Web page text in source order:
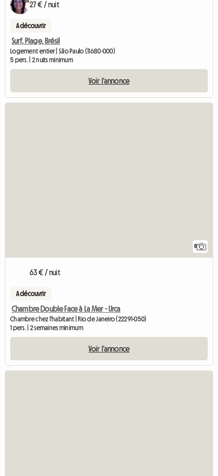
27 € / nuit
A découvrir
Surf, Plage, Brésil
Logement entier | São Paulo (11680-000)
5 pers. | 2 nuits minimum
Voir l'annonce
8
63 € / nuit
A découvrir
Chambre Double Face à La Mer - Urca
Chambre chez l'habitant | Rio de Janeiro (22291-050)
1 pers. | 2 semaines minimum
Voir l'annonce